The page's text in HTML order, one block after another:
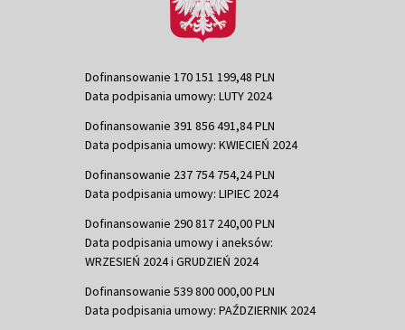
Dofinansowanie 170 151 199,48 PLN
Data podpisania umowy: LUTY 2024
Dofinansowanie 391 856 491,84 PLN
Data podpisania umowy: KWIECIEŃ 2024
Dofinansowanie 237 754 754,24 PLN
Data podpisania umowy: LIPIEC 2024
Dofinansowanie 290 817 240,00 PLN
Data podpisania umowy i aneksów:
WRZESIEŃ 2024 i GRUDZIEŃ 2024
Dofinansowanie 539 800 000,00 PLN
Data podpisania umowy: PAŹDZIERNIK 2024